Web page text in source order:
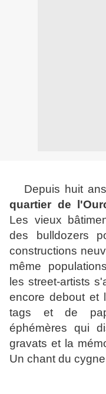
Depuis huit
quartier de
Les vieux
des bulldozers
constructions
même
les street-artists
encore debout et
tags et de
éphémères qui
gravats et la
Un chant du